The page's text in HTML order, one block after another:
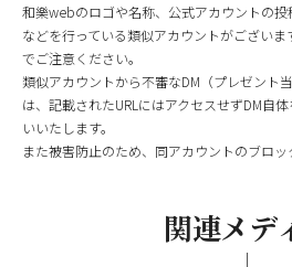
和樂webのロゴや名称、公式アカウントの
などを行っている類似アカウントがござい
でご注意ください。
類似アカウントから不審なDM（プレゼント
は、記載されたURLにはアクセスせずDM自
いいたします。
また被害防止のため、同アカウントのブロッ
関連メデ